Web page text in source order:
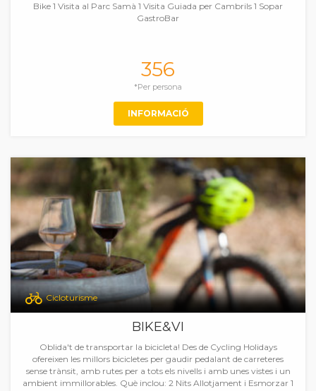
Bike 1 Visita al Parc Samà 1 Visita Guiada per Cambrils 1 Sopar
GastroBar
356
*Per persona
INFORMACIÓ
Cicloturisme
BIKE&VI
Oblida't de transportar la bicicleta! Des de Cycling Holidays
ofereixen les millors bicicletes per gaudir pedalant de carreteres
sense trànsit, amb rutes per a tots els nivells i amb unes vistes i un
ambient immillorables. Què inclou: 2 Nits Allotjament i Esmorzar 1